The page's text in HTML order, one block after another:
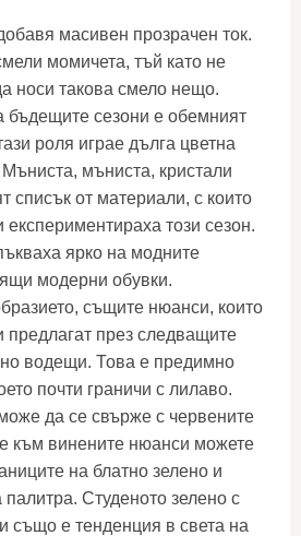
масивен прозрачен ток.
момичета, тъй като не
носи такова смело нещо.
бъдещите сезони е обемният
роля играе дълга цветна
Мъниста, мъниста, кристали
списък от материали, с които
този сезон.
ярко на модните
модерни обувки.
същите нюанси, които
предлагат през следващите
водещи. Това е предимно
почти граничи с лилаво.
да се свърже с червените
към винените нюанси можете
на блатно зелено и
Студеното зелено с
също е тенденция в света на